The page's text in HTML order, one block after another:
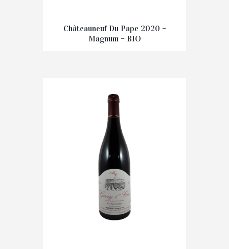
Châteauneuf Du Pape 2020 –
Magnum – BIO
IN WINKELMAND